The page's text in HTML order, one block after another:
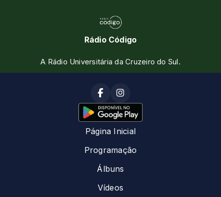
Rádio Código
A Rádio Universitária da Cruzeiro do Sul.
Página Inicial
Programação
Álbuns
Vídeos